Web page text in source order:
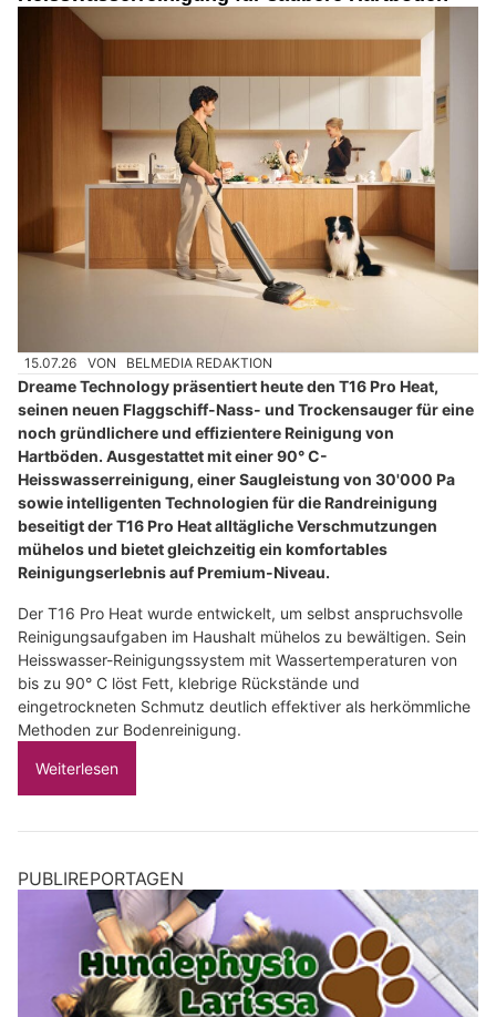
15.07.26 VON BELMEDIA REDAKTION
Dreame Technology präsentiert heute den T16 Pro Heat,
seinen neuen Flaggschiff-Nass- und Trockensauger für eine
noch gründlichere und effizientere Reinigung von
Hartböden. Ausgestattet mit einer 90° C-
Heisswasserreinigung, einer Saugleistung von 30'000 Pa
sowie intelligenten Technologien für die Randreinigung
beseitigt der T16 Pro Heat alltägliche Verschmutzungen
mühelos und bietet gleichzeitig ein komfortables
Reinigungserlebnis auf Premium-Niveau.
Der T16 Pro Heat wurde entwickelt, um selbst anspruchsvolle
Reinigungsaufgaben im Haushalt mühelos zu bewältigen. Sein
Heisswasser-Reinigungssystem mit Wassertemperaturen von
bis zu 90° C löst Fett, klebrige Rückstände und
eingetrockneten Schmutz deutlich effektiver als herkömmliche
Methoden zur Bodenreinigung.
Weiterlesen
PUBLIREPORTAGEN